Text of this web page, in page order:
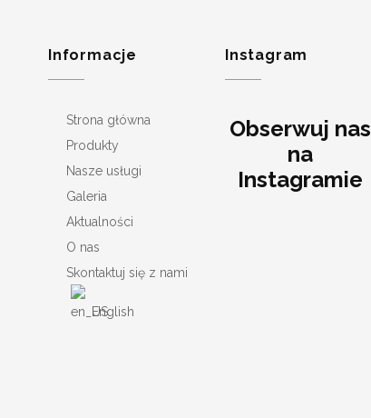
Informacje
Strona główna
Produkty
Nasze usługi
Galeria
Aktualności
O nas
Skontaktuj się z nami
English
Instagram
Obserwuj nas
na
Instagramie